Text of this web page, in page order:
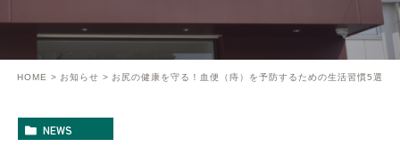
HOME お知らせ お尻の健康を守る！血便（痔）を予防するための生活習慣5選
NEWS